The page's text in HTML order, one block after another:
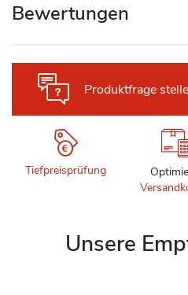
Produktfrage
Tiefpreisprüfung
Bewertungen
Unsere